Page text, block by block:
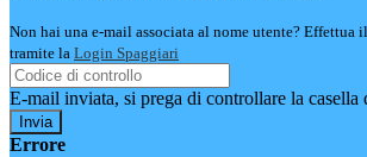
Non hai una e-mail associata al nome utente? Effettua
tramite la Login Spaggiari
E-mail inviata, si prega di controllare la casella
Errore